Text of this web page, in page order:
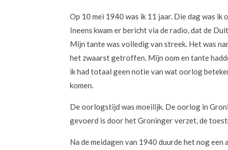
Op 10 mei 1940 was ik 11 jaar. Die dag was
Ineens kwam er bericht via de radio, dat de
Mijn tante was volledig van streek. Het was
het zwaarst getroffen. Mijn oom en tante
ik had totaal geen notie van wat oorlog
komen.
De oorlogstijd was moeilijk. De oorlog in
gevoerd is door het Groninger verzet, de
Na de meidagen van 1940 duurde het nog